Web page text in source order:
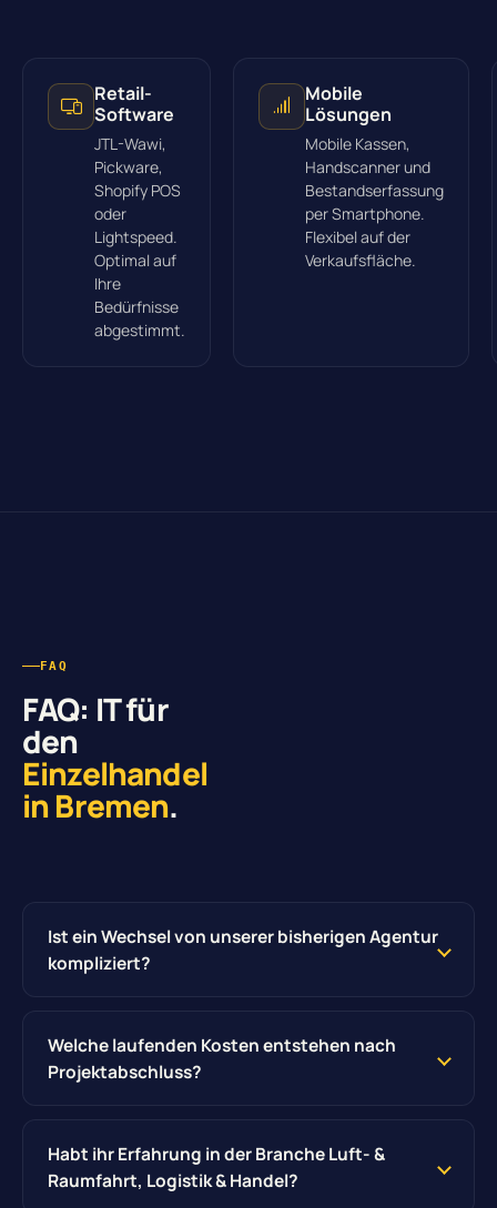
Retail-
Software
JTL-Wawi,
Pickware,
Shopify POS
oder
Lightspeed.
Optimal auf
Ihre
Bedürfnisse
abgestimmt.
Mobile
Lösungen
Mobile Kassen,
Handscanner und
Bestandserfassung
per Smartphone.
Flexibel auf der
Verkaufsfläche.
FAQ
FAQ: IT für
den
Einzelhandel
in Bremen.
Ist ein Wechsel von unserer bisherigen Agentur
kompliziert?
Welche laufenden Kosten entstehen nach
Projektabschluss?
Habt ihr Erfahrung in der Branche Luft- &
Raumfahrt, Logistik & Handel?